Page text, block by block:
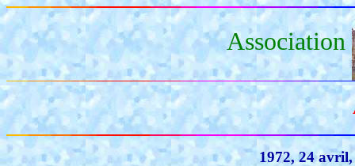
Association
1972, 24